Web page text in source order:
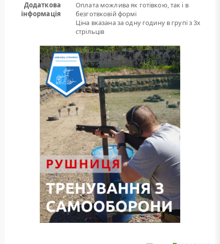
Додаткова
інформація
Оплата можлива як готівкою, так і в
безготвковій формі
Ціна вказана за одну годину в групі з 3х
стрільців